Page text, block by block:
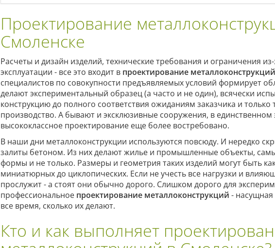
Проектирование
Смоленске
Расчеты и дизайн изделий, технические требования и ограничения
эксплуатации - все это входит в проектирование металлоконструкций
специалистов по совокупности предъявляемых условий формирует
делают экспериментальный образец (а часто и не один), всячески
конструкцию до полного соответствия ожиданиям заказчика и
производство. А бывают и эксклюзивные сооружения, в единственном
высококлассное проектирование еще более востребовано.
В наши дни металлоконструкции используются повсюду. И нередко
залиты бетоном. Из них делают жилье и промышленные объекты,
формы и не только. Размеры и геометрия таких изделий могут быть
миниатюрных до циклопических. Если не учесть все нагрузки и
прослужит - а стоят они обычно дорого. Слишком дорого для
профессиональное проектирование металлоконструкций - насущная
все время, сколько их делают.
Кто и как выполняет